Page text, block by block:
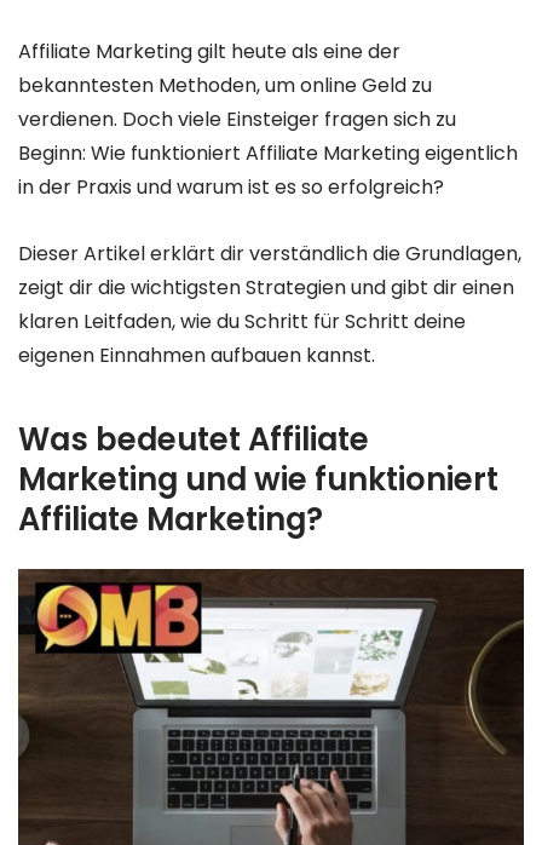
Affiliate Marketing gilt heute als eine der
bekanntesten Methoden, um online Geld zu
verdienen. Doch viele Einsteiger fragen sich zu
Beginn: Wie funktioniert Affiliate Marketing eigentlich
in der Praxis und warum ist es so erfolgreich?
Dieser Artikel erklärt dir verständlich die Grundlagen,
zeigt dir die wichtigsten Strategien und gibt dir einen
klaren Leitfaden, wie du Schritt für Schritt deine
eigenen Einnahmen aufbauen kannst.
Was bedeutet Affiliate
Marketing und wie funktioniert
Affiliate Marketing?